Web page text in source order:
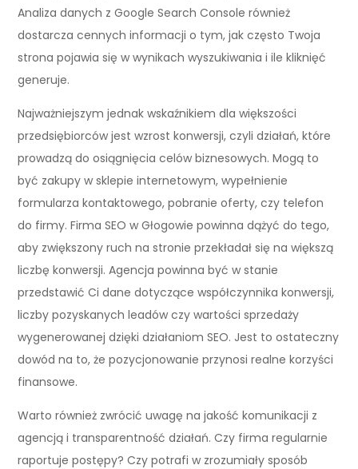
Analiza danych z Google Search Console również
dostarcza cennych informacji o tym, jak często Twoja
strona pojawia się w wynikach wyszukiwania i ile kliknięć
generuje.
Najważniejszym jednak wskaźnikiem dla większości
przedsiębiorców jest wzrost konwersji, czyli działań, które
prowadzą do osiągnięcia celów biznesowych. Mogą to
być zakupy w sklepie internetowym, wypełnienie
formularza kontaktowego, pobranie oferty, czy telefon
do firmy. Firma SEO w Głogowie powinna dążyć do tego,
aby zwiększony ruch na stronie przekładał się na większą
liczbę konwersji. Agencja powinna być w stanie
przedstawić Ci dane dotyczące współczynnika konwersji,
liczby pozyskanych leadów czy wartości sprzedaży
wygenerowanej dzięki działaniom SEO. Jest to ostateczny
dowód na to, że pozycjonowanie przynosi realne korzyści
finansowe.
Warto również zwrócić uwagę na jakość komunikacji z
agencją i transparentność działań. Czy firma regularnie
raportuje postępy? Czy potrafi w zrozumiały sposób